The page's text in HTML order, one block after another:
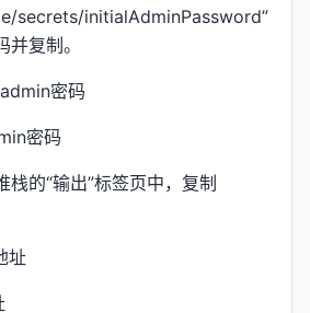
secrets/initialAdminPassword”
复制。
密码
栈的“输出”标签页中，复制
址